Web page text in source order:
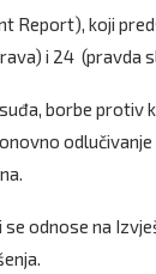
Report), koji
i 24 (pravda
borbe protiv
odnose na